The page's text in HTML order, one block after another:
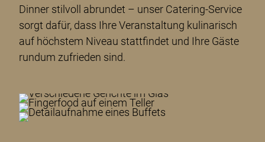
Dinner stilvoll abrundet – unser Catering-Service
sorgt dafür, dass Ihre Veranstaltung kulinarisch
auf höchstem Niveau stattfindet und Ihre Gäste
rundum zufrieden sind.